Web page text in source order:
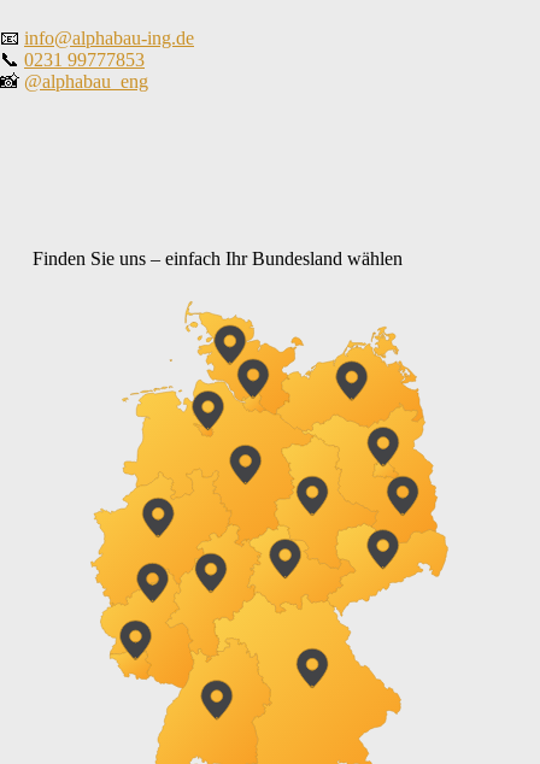
📧 info@alphabau-ing.de
📞 0231 99777853
📸 @alphabau_eng
Finden Sie uns – einfach Ihr Bundesland wählen